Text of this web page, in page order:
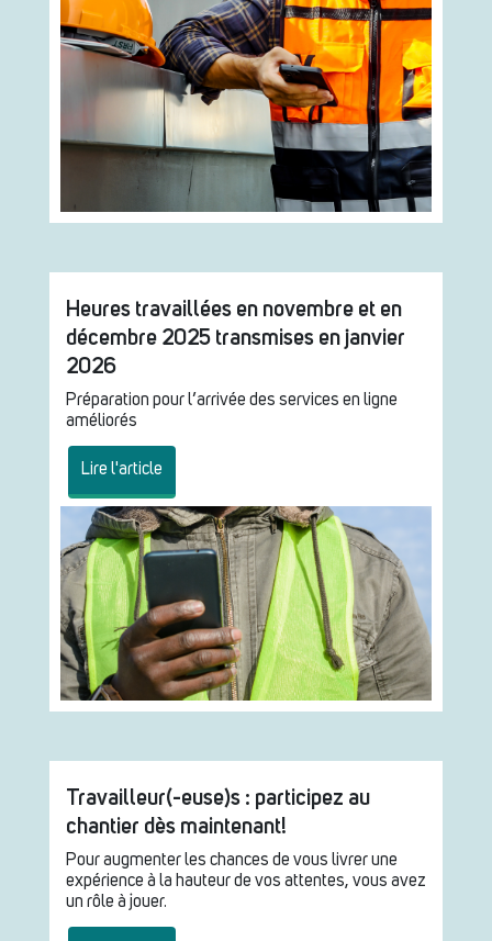
Heures travaillées en novembre et en
décembre 2025 transmises en janvier
2026
Préparation pour l’arrivée des services en ligne
améliorés
Lire l'article
Travailleur(-euse)s : participez au
chantier dès maintenant!
Pour augmenter les chances de vous livrer une
expérience à la hauteur de vos attentes, vous avez
un rôle à jouer.